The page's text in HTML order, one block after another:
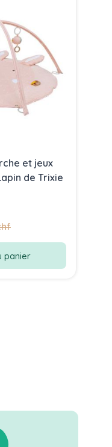
et jeux
de Trixie
panier